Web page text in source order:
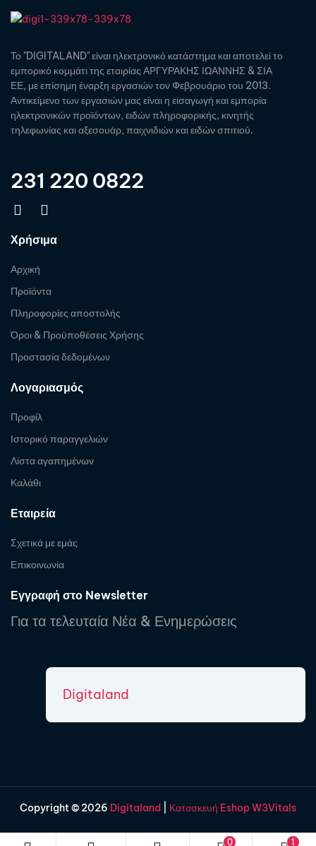
0 1
Το "DIGITALAND" είναι ηλεκτρονικό κατάστημα και αποτελεί το
εμπορικό κομμάτι της εταιρίας ΑΡΓΥΡΑΚΗΣ ΙΩΑΝΝΗΣ & ΣΙΑ
ΕΕ, με επίσημη έναρξη εργασιών τον Φεβρουάριο του 2013.
Αντικείμενο των εργασιών μας είναι η εισαγωγή και εμπορία
ηλεκτρονικών προϊόντων, ειδών πληροφορικής, κινητής
τηλεφωνίας και αξεσουάρ, παιχνιδιών και ειδών σπιτιού.
231 220 0822
Χρήσιμα
Αρχική
Προϊόντα
Πληροφορίες αποστολής
Όροι & Προϋποθέσεις Χρήσης
Προστασία δεδομένων
Λογαριασμός
Προφίλ
Ιστορικό παραγγελιών
Λίστα αγαπημένων
Καλάθι
Εταιρεία
Σχετικά με εμάς
Επικοινωνία
Εγγραφή στο Newsletter
Για τα τελευταία Νέα & Ενημερώσεις
Digitaland
Copyright © 2026 Digitaland Κατασκευή Eshop W3Vitals